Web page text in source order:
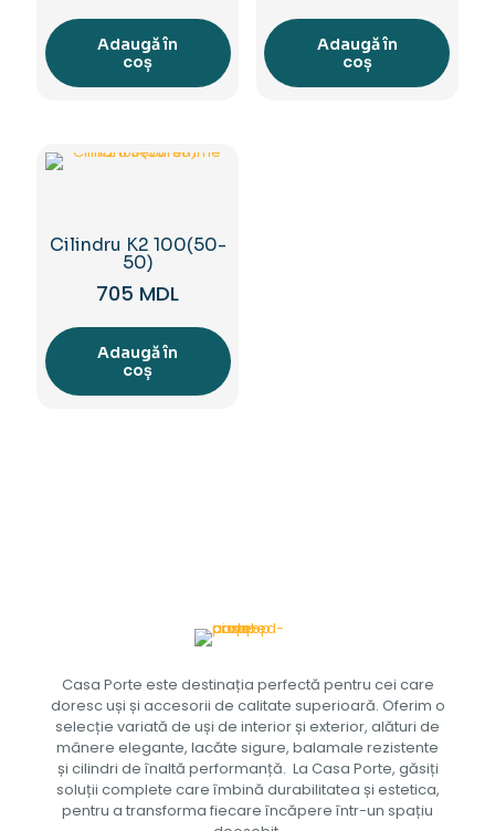
Adaugă în
coș
Adaugă în
coș
Cilindru K2 100(50-
50)
705 MDL
Adaugă în
coș
Casa Porte este destinația perfectă pentru cei care
doresc uși și accesorii de calitate superioară. Oferim o
selecție variată de uși de interior și exterior, alături de
mânere elegante, lacăte sigure, balamale rezistente
și cilindri de înaltă performanță. La Casa Porte, găsiți
soluții complete care îmbină durabilitatea și estetica,
pentru a transforma fiecare încăpere într-un spațiu